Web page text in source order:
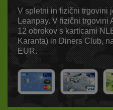
V spletni in fizični trgovini
Leanpay. V fizični trgovini
12 obrokov s karticami
Karanta) in Diners Club,
EUR.